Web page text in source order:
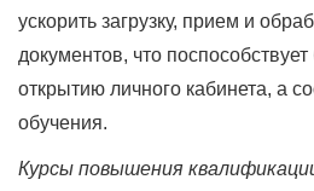
ускорить загрузку, прием и
документов, что
открытию личного кабинета, а
обучения.
Курсы повышения